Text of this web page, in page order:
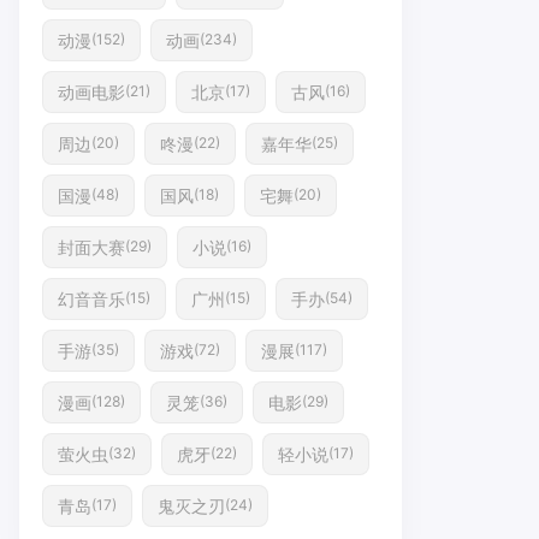
动漫(152) 动画(234)
动画电影(21) 北京(17) 古风(16)
周边 (20) 咚漫(22) 嘉年华(25)
国漫(48) 国风(18) 宅舞(20)
封面大赛(29) 小说(16)
幻音音乐(15) 广州 (15) 手办(54)
手游(35) 游戏(72) 漫展(117)
漫画(128) 灵笼(36) 电影(29)
萤火虫 (32) 虎牙(22) 轻小说(17)
青岛(17) 鬼灭之刃(24)